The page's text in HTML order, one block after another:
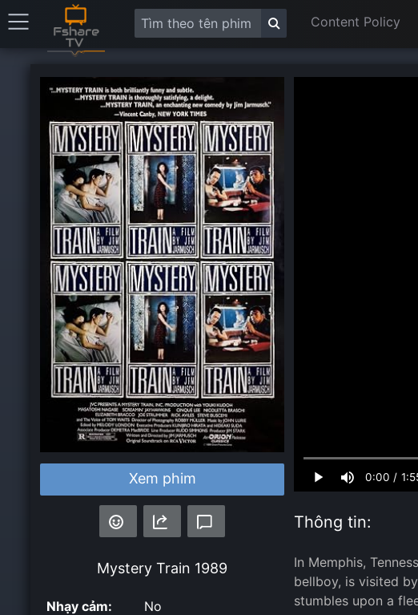
Content Policy
Xem phim
Mystery Train 1989
Nhạy cảm: No
0:00 /
0.00%
Thông tin:
In Memphis,
bellboy, is visited
stumbles upon a